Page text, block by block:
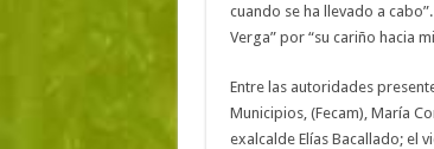
cuando se ha llevado a
Verga” por “su cariño hacia
Entre las autoridades
Municipios, (Fecam), María
exalcalde Elías Bacallado; el